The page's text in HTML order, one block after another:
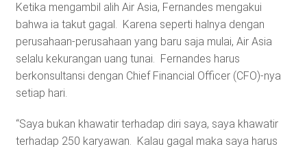
Ketika mengambil alih Air Asia, Fernandes mengakui
bahwa ia takut gagal. Karena seperti halnya dengan
perusahaan-perusahaan yang baru saja mulai, Air Asia
selalu kekurangan uang tunai. Fernandes harus
berkonsultansi dengan Chief Financial Officer (CFO)-nya
setiap hari.
“Saya bukan khawatir terhadap diri saya, saya khawatir
terhadap 250 karyawan. Kalau gagal maka saya harus